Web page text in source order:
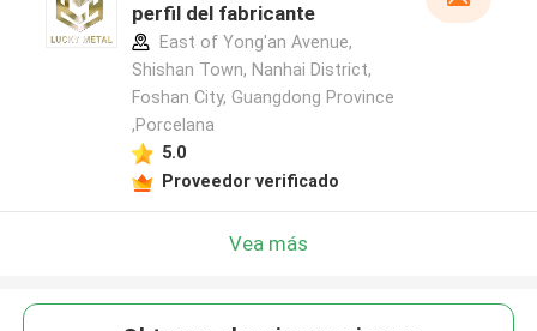
perfil del fabricante
East of Yong'an Avenue,
Shishan Town, Nanhai District,
Foshan City, Guangdong Province
,Porcelana
5.0
Proveedor verificado
Vea más